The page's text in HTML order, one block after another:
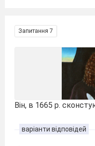
Запитання 7
Він, в 1665 р.
варіанти відповідей